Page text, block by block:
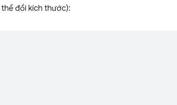
đổi kích thước):